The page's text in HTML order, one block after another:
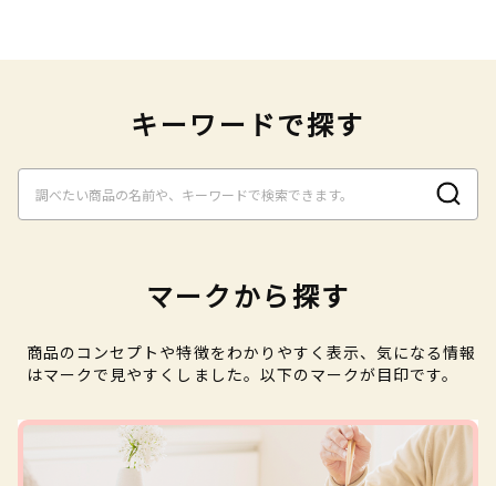
キーワードで探す
マークから探す
商品のコンセプトや特徴をわかりやすく表示、気になる情報
はマークで見やすくしました。以下のマークが目印です。